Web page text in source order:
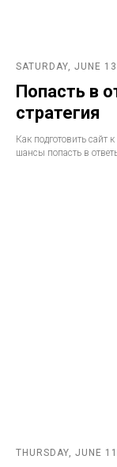
SATURDAY, JUNE 13
Попасть в
стратегия
Как подготовить сайт
шансы попасть в
THURSDAY, JUNE 11